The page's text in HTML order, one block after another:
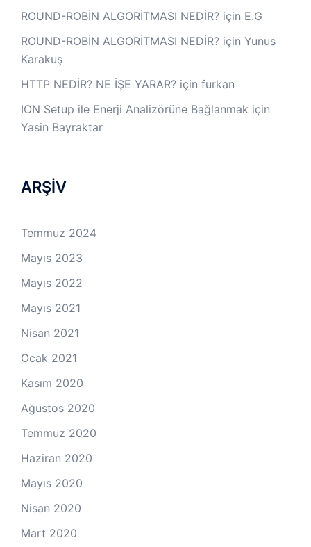
ROUND-ROBİN ALGORİTMASI NEDİR? için E.G
ROUND-ROBİN ALGORİTMASI NEDİR? için Yunus
Karakuş
HTTP NEDİR? NE İŞE YARAR? için furkan
ION Setup ile Enerji Analizörüne Bağlanmak için
Yasin Bayraktar
ARŞİV
Temmuz 2024
Mayıs 2023
Mayıs 2022
Mayıs 2021
Nisan 2021
Ocak 2021
Kasım 2020
Ağustos 2020
Temmuz 2020
Haziran 2020
Mayıs 2020
Nisan 2020
Mart 2020